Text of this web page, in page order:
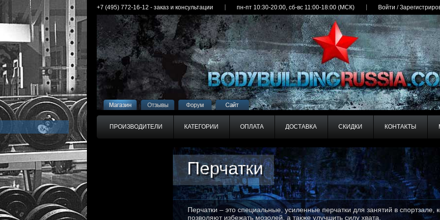
+7 (495) 772-16-12 - заказ и консультации пн-пт 10:30-20:00, сб-вс 11:00-18:00 (МСК) Войти /
ПРОИЗВОДИТЕЛИ КАТЕГОРИИ ОПЛАТА ДОСТАВКА СКИДКИ КОНТАКТЫ
Перчатки
Перчатки
Перчатки – это специальные, усиленные перчатки для занятий в спортзале,
позволяют избежать мозолей, а также улучшить силу хвата.